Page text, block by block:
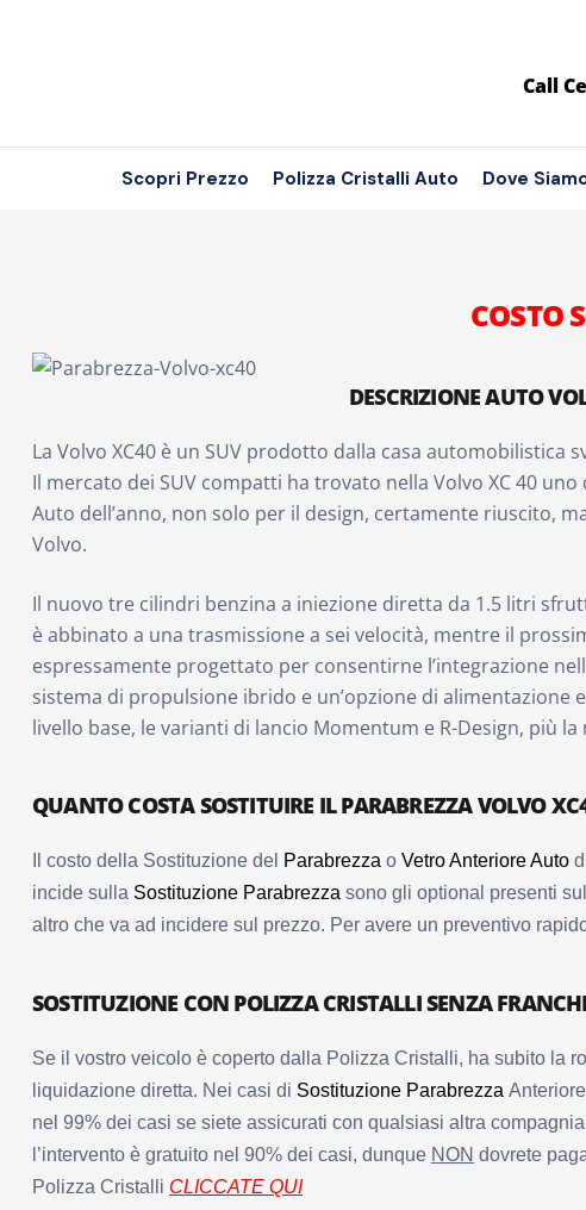
Call
Scopri Prezzo Polizza Cristalli Auto Dove
COSTO
DESCRIZIONE AUTO
La Volvo XC40 è un SUV prodotto dalla casa automobilistica
Il mercato dei SUV compatti ha trovato nella Volvo XC 40
Auto dell’anno, non solo per il design, certamente riuscito,
Volvo.
Il nuovo tre cilindri benzina a iniezione diretta da 1.5 litri
è abbinato a una trasmissione a sei velocità, mentre il
espressamente progettato per consentirne l’integrazione
sistema di propulsione ibrido e un’opzione di alimentazione
livello base, le varianti di lancio Momentum e R-Design, più
QUANTO COSTA SOSTITUIRE IL PARABREZZA VOLVO
Il costo della Sostituzione del Parabrezza o Vetro Anteriore Auto
incide sulla Sostituzione Parabrezza sono gli optional presenti
altro che va ad incidere sul prezzo. Per avere un preventivo
SOSTITUZIONE CON POLIZZA CRISTALLI SENZA
Se il vostro veicolo è coperto dalla Polizza Cristalli, ha subito la
liquidazione diretta. Nei casi di Sostituzione Parabrezza
nel 99% dei casi se siete assicurati con qualsiasi altra
l’intervento è gratuito nel 90% dei casi, dunque NON dovrete
Polizza Cristalli CLICCATE QUI